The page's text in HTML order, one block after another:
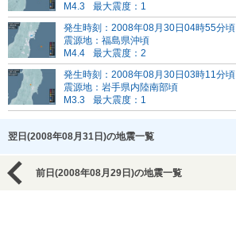
M4.3
最大震度：1
発生時刻：2008年08月30日04時55分頃
震源地：福島県沖頃
M4.4
最大震度：2
発生時刻：2008年08月30日03時11分頃
震源地：岩手県内陸南部頃
M3.3
最大震度：1
翌日(2008年08月31日)の地震一覧
前日(2008年08月29日)の地震一覧